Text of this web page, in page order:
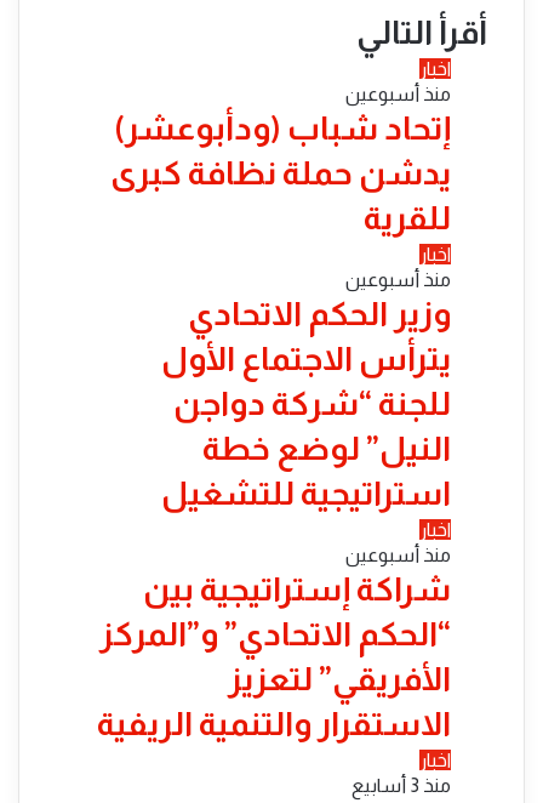
أقرأ التالي
اخبار
منذ أسبوعين
إتحاد شباب (ودأبوعشر)
يدشن حملة نظافة كبرى
للقرية
اخبار
منذ أسبوعين
وزير الحكم الاتحادي
يترأس الاجتماع الأول
للجنة “شركة دواجن
النيل” لوضع خطة
استراتيجية للتشغيل
اخبار
منذ أسبوعين
شراكة إستراتيجية بين
“الحكم الاتحادي” و”المركز
الأفريقي” لتعزيز
الاستقرار والتنمية الريفية
اخبار
منذ 3 أسابيع